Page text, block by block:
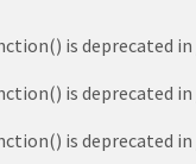
is deprecated in
is deprecated in
is deprecated in